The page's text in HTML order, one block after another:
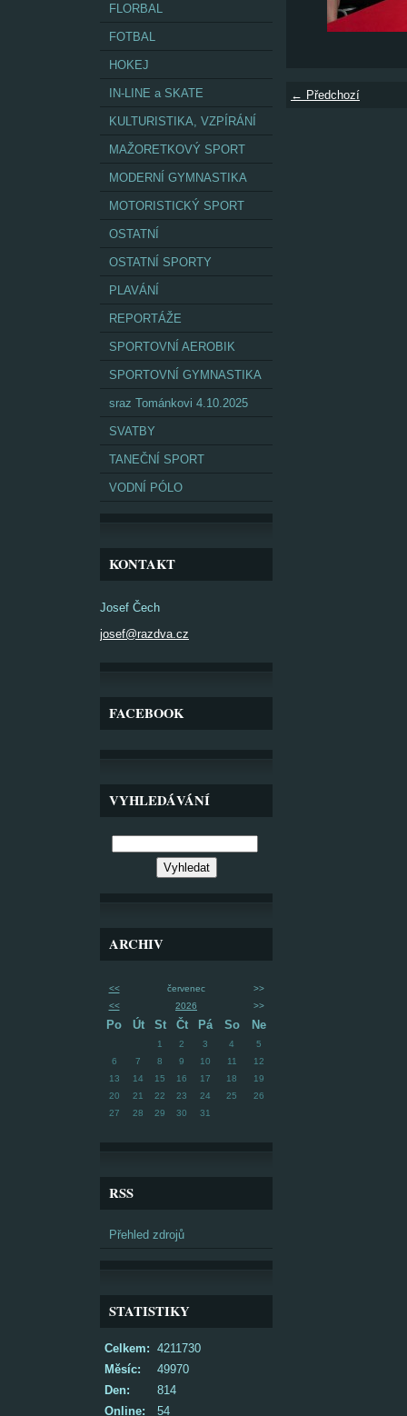
FLORBAL
FOTBAL
HOKEJ
IN-LINE a SKATE
KULTURISTIKA, VZPÍRÁNÍ
MAŽORETKOVÝ SPORT
MODERNÍ GYMNASTIKA
MOTORISTICKÝ SPORT
OSTATNÍ
OSTATNÍ SPORTY
PLAVÁNÍ
REPORTÁŽE
SPORTOVNÍ AEROBIK
SPORTOVNÍ GYMNASTIKA
sraz Tománkovi 4.10.2025
SVATBY
TANEČNÍ SPORT
VODNÍ PÓLO
KONTAKT
Josef Čech
josef@razdva.cz
FACEBOOK
VYHLEDÁVÁNÍ
ARCHIV
<< červenec
>>
<<
2026 >>
Po Út St Čt Pá So Ne
1 2 3 4
5
6
7 8 9 10 11
12
13
14 15 16 17 18
19
20
21 22 23 24 25
26
27
28 29 30 31
RSS
Přehled zdrojů
STATISTIKY
Online: 54
Celkem: 4211730
Měsíc:
49970
Den:
814
← Předchozí